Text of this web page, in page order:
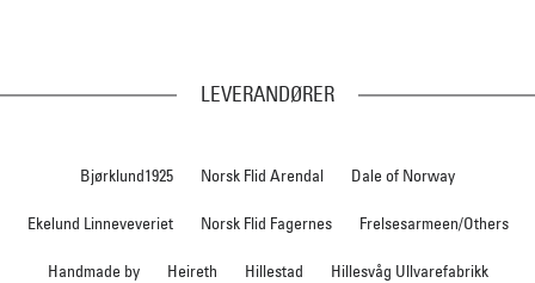
LEVERANDØRER
Bjørklund1925 Norsk Flid Arendal Dale of Norway
Ekelund Linneveveriet Norsk Flid Fagernes Frelsesarmeen/Others
Handmade by Heireth Hillestad Hillesvåg Ullvarefabrikk